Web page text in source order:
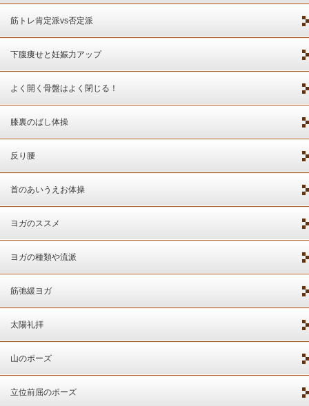
筋トレ肯定派vs否定派
下腹痩せと妊娠力アップ
よく開く骨盤はよく閉じる！
膝裏のばし体操
反り腰
首のあいうえお体操
ヨガのススメ
ヨガの種類や流派
筋弛緩ヨガ
太陽礼拝
山のポーズ
立位前屈のポーズ